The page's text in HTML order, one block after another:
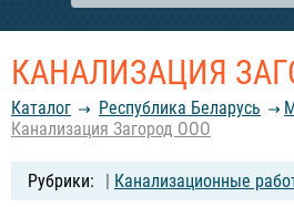
КАНАЛИЗАЦИЯ
Каталог Республика Беларусь
Канализация Загород ООО
| Канализационные